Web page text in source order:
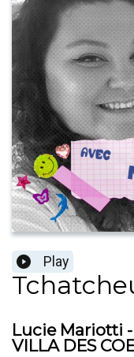
Play
Lucie Mariotti -
VILLA DES